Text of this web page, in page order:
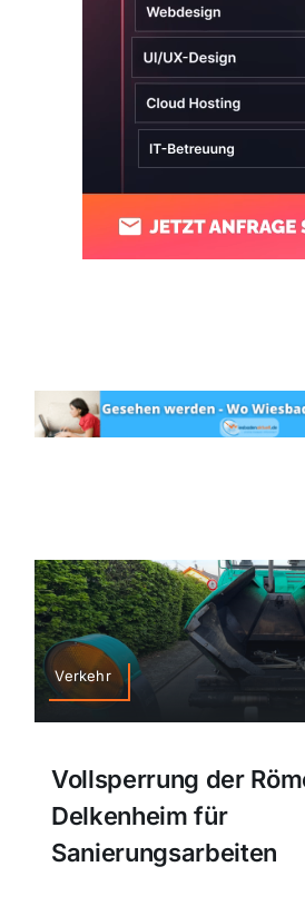
Verkehr
Vollsperrung der
Delkenheim für
Sanierungsarbeiten